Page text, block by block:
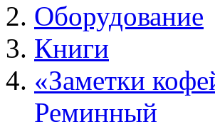
Оборудование
Книги
«Заметки
Реминный